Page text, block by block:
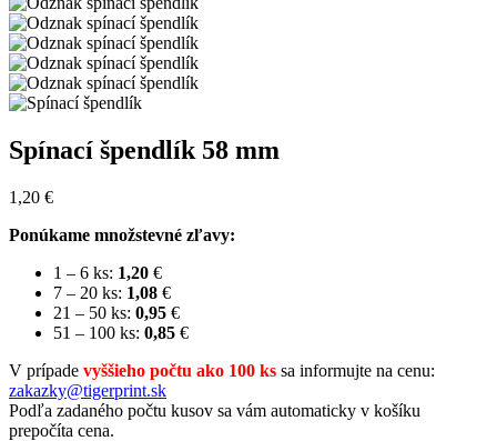
Spínací špendlík 58 mm
1,20 €
Ponúkame množstevné zľavy:
1 – 6 ks: 1,20 €
7 – 20 ks: 1,08 €
21 – 50 ks: 0,95 €
51 – 100 ks: 0,85 €
V prípade vyššieho počtu ako 100 ks sa informujte na cenu:
zakazky@tigerprint.sk
Podľa zadaného počtu kusov sa vám automaticky v košíku
prepočíta cena.